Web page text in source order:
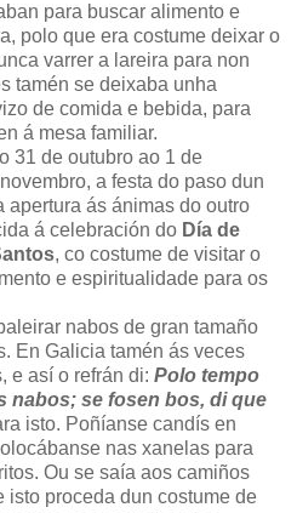
para buscar alimento e
polo que era costume deixar o
varrer a lareira para non
tamén se deixaba unha
de comida e bebida, para
á mesa familiar.
31 de outubro ao 1 de
a festa do paso dun
apertura ás ánimas do outro
á celebración do Día de
, co costume de visitar o
e espiritualidade para os
nabos de gran tamaño
En Galicia tamén ás veces
e así o refrán di: Polo tempo
nabos; se fosen bos, di que
isto. Poñíanse candís en
nas xanelas para
Ou se saía aos camiños
isto proceda dun costume de